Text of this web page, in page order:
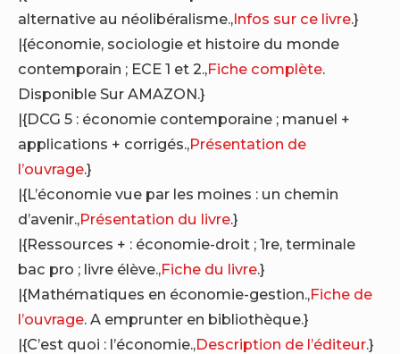
alternative au néolibéralisme.,Infos sur ce livre.}
|{économie, sociologie et histoire du monde
contemporain ; ECE 1 et 2.,Fiche complète.
Disponible Sur AMAZON.}
|{DCG 5 : économie contemporaine ; manuel +
applications + corrigés.,Présentation de
l’ouvrage.}
|{L’économie vue par les moines : un chemin
d’avenir.,Présentation du livre.}
|{Ressources + : économie-droit ; 1re, terminale
bac pro ; livre élève.,Fiche du livre.}
|{Mathématiques en économie-gestion.,Fiche de
l’ouvrage. A emprunter en bibliothèque.}
|{C’est quoi : l’économie.,Description de l’éditeur.}